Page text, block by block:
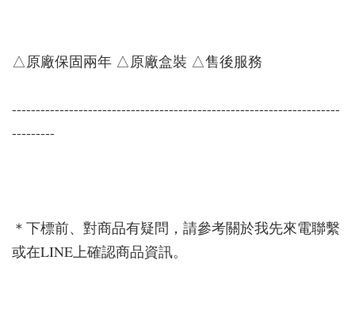
△原廠保固兩年 △原廠盒裝 △售後服務
---------------------------------------------------------------------
---------
＊下標前、對商品有疑問，請參考關於我先來電聯繫
或在LINE上確認商品資訊。